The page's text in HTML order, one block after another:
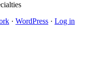
· WordPress · Log in